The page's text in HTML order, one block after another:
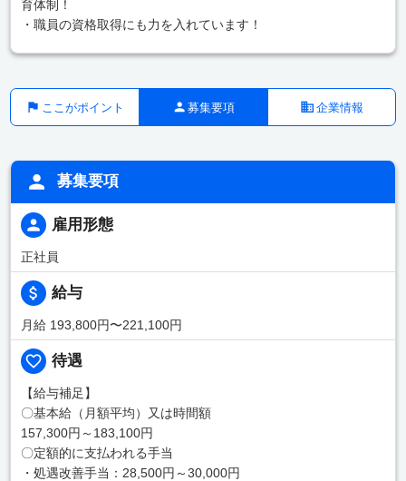
育体制！
・職員の資格取得にも力を入れています！
ここがポイント 募集要項 企業情報
募集要項
雇用形態
正社員
給与
月給 193,800円〜221,100円
待遇
【給与補足】
〇基本給（月額平均）又は時間額
157,300円～183,100円
〇定額的に支払われる手当
・処遇改善手当：28,500円～30,000円